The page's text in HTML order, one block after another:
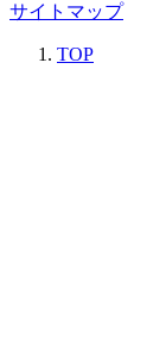
サイトマップ
TOP